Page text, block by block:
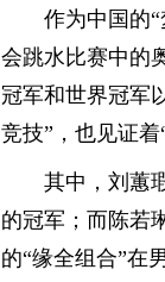
作为中国的
会跳水比赛中的
冠军和世界冠军
竞技”，也见证着
其中，刘蕙
的冠军；而陈若
的“缘全组合”在